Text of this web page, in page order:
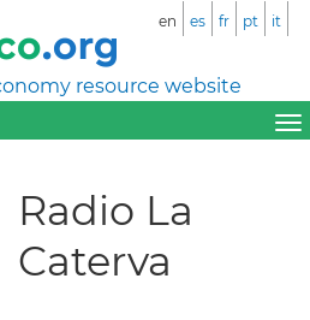
resource website
en es fr pt it
Radio La
Caterva